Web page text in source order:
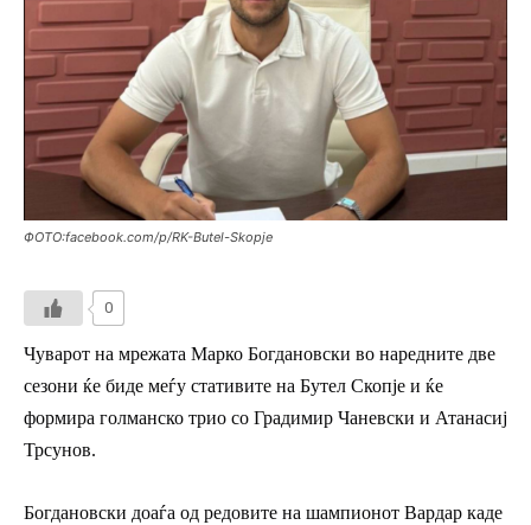
ФОТО:facebook.com/p/RK-Butel-Skopje
0
Чуварот на мрежата Марко Богдановски во наредните две
сезони ќе биде меѓу стативите на Бутел Скопје и ќе
формира голманско трио со Градимир Чаневски и Атанасиј
Трсунов.
Богдановски доаѓа од редовите на шампионот Вардар каде